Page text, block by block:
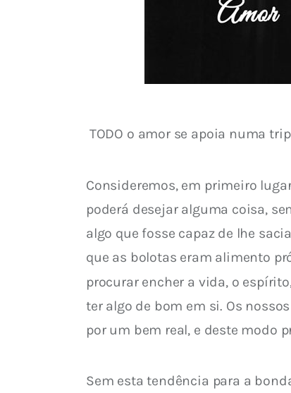
TODO o amor se apoia numa
Consideremos, em primeiro
poderá desejar alguma coisa,
algo que fosse capaz de lhe
que as bolotas eram alimento
procurar encher a vida, o
ter algo de bom em si. Os
por um bem real, e deste modo
Sem esta tendência para a